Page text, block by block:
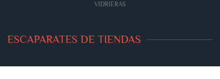
VIDRIERAS
ESCAPARATES DE TIENDAS